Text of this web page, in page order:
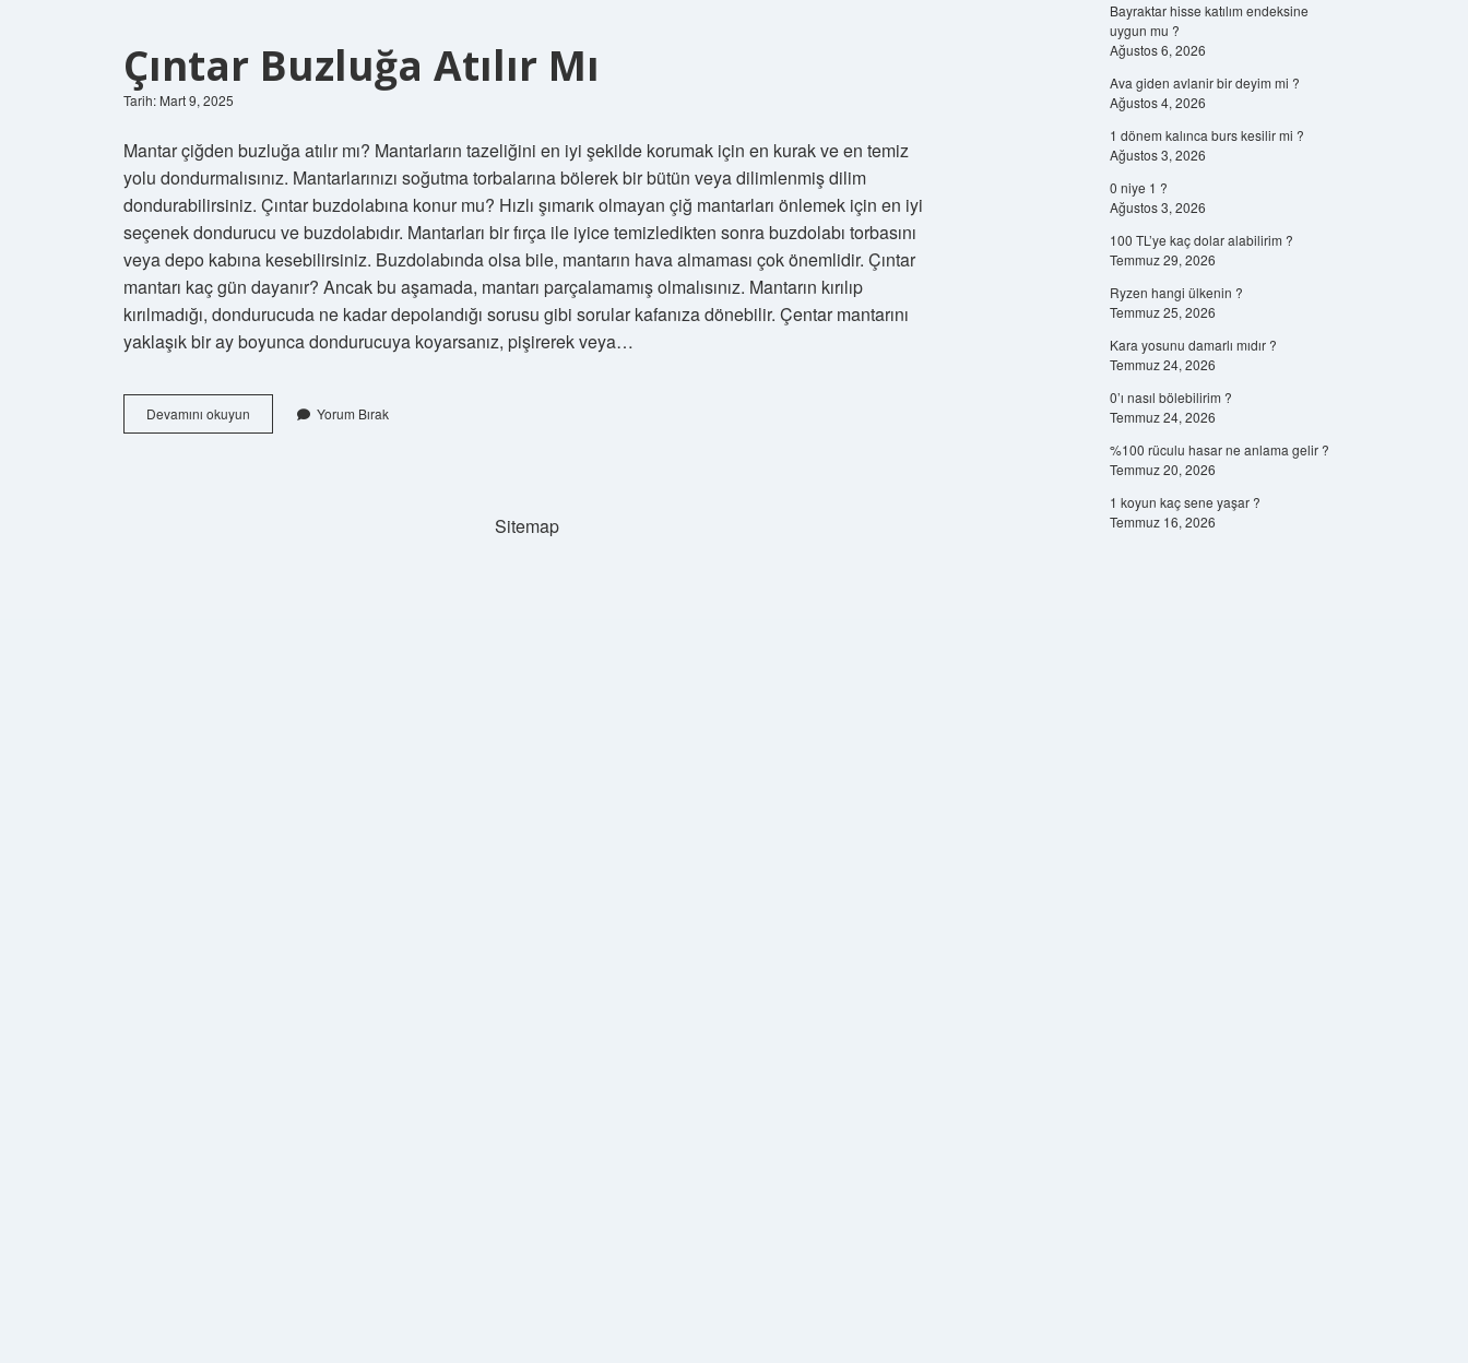
Çıntar Buzluğa Atılır Mı
Tarih: Mart 9, 2025
Mantar çiğden buzluğa atılır mı? Mantarların tazeliğini en iyi şekilde korumak için en kurak ve en temiz
yolu dondurmalısınız. Mantarlarınızı soğutma torbalarına bölerek bir bütün veya dilimlenmiş dilim
dondurabilirsiniz. Çıntar buzdolabına konur mu? Hızlı şımarık olmayan çiğ mantarları önlemek için en iyi
seçenek dondurucu ve buzdolabıdır. Mantarları bir fırça ile iyice temizledikten sonra buzdolabı torbasını
veya depo kabına kesebilirsiniz. Buzdolabında olsa bile, mantarın hava almaması çok önemlidir. Çıntar
mantarı kaç gün dayanır? Ancak bu aşamada, mantarı parçalamamış olmalısınız. Mantarın kırılıp
kırılmadığı, dondurucuda ne kadar depolandığı sorusu gibi sorular kafanıza dönebilir. Çentar mantarını
yaklaşık bir ay boyunca dondurucuya koyarsanız, pişirerek veya…
Devamını okuyun
Buzluğa
Yorum Bırak
Sitemap
Bayraktar hisse katılım endeksine
uygun mu ?
Ağustos 6, 2026
Ava giden avlanir bir deyim mi ?
Ağustos 4, 2026
1 dönem kalınca burs kesilir mi ?
Ağustos 3, 2026
0 niye 1 ?
Ağustos 3, 2026
100 TL’ye kaç dolar alabilirim ?
Temmuz 29, 2026
Ryzen hangi ülkenin ?
Temmuz 25, 2026
Kara yosunu damarlı mıdır ?
Temmuz 24, 2026
0’ı nasıl bölebilirim ?
Temmuz 24, 2026
%100 rüculu hasar ne anlama gelir ?
Temmuz 20, 2026
1 koyun kaç sene yaşar ?
Temmuz 16, 2026